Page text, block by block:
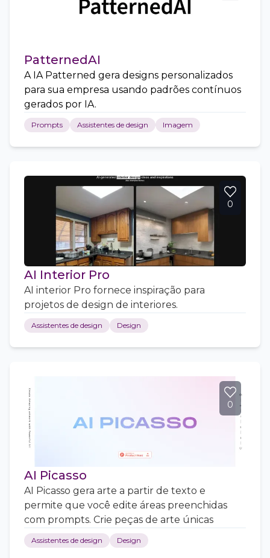
PatternedAI
A IA Patterned gera designs personalizados
para sua empresa usando padrões contínuos
gerados por IA.
Prompts Assistentes de design Imagem
0
AI Interior Pro
AI interior Pro fornece inspiração para
projetos de design de interiores.
Assistentes de design Design
0
AI Picasso
AI Picasso gera arte a partir de texto e
permite que você edite áreas preenchidas
com prompts. Crie peças de arte únicas
Assistentes de design Design